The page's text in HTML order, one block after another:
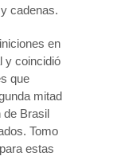
cadenas.
en
y coincidió
que
mitad
de Brasil
Tomo
estas